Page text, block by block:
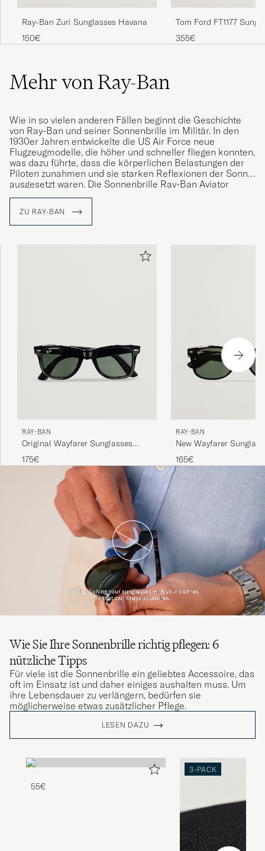
Ray-Ban Zuri Sunglasses Havana
150€
Tom Ford FT1177
Yellow
355€
Mehr von Ray-Ban
Wie in so vielen anderen Fällen beginnt die Geschichte
von Ray-Ban und seiner Sonnenbrille im Militär. In den
1930er Jahren entwickelte die US Air Force neue
Flugzeugmodelle, die höher und schneller fliegen konnten,
was dazu führte, dass die körperlichen Belastungen der
Piloten zunahmen und sie starken Reflexionen der Sonne
ausgesetzt waren. Die Sonnenbrille Ray-Ban Aviator
wurde entwickelt, um die Augen der Piloten zu schützen
Eine legendäre Marke war geboren.
ZU RAY-BAN
RAY-BAN
Original Wayfarer Sunglasses
Black/Crystal Green
175€
RAY-BAN
New Wayfarer
Black/Crystal Green
165€
Wie Sie Ihre Sonnenbrille richtig pflegen: 6
nützliche Tipps
Für viele ist die Sonnenbrille ein geliebtes Accessoire, das
oft im Einsatz ist und daher einiges aushalten muss. Um
ihre Lebensdauer zu verlängern, bedürfen sie
möglicherweise etwas zusätzlicher Pflege.
LESEN DAZU
55€
3-PACK